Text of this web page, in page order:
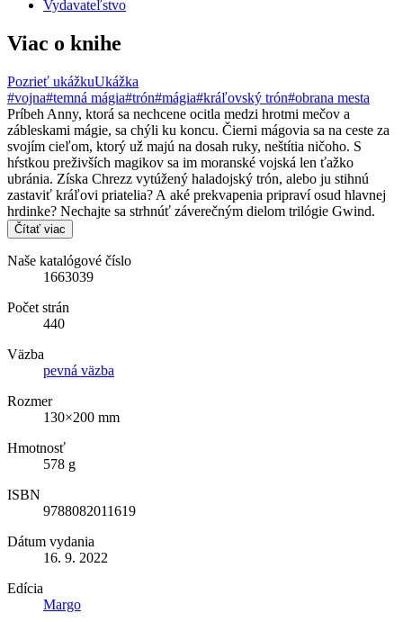
Vydavateľstvo
Viac o knihe
Pozrieť ukážkuUkážka
#vojna#temná mágia#trón#mágia#kráľovský trón#obrana mesta
Príbeh Anny, ktorá sa nechcene ocitla medzi hrotmi mečov a
zábleskami mágie, sa chýli ku koncu. Čierni mágovia sa na ceste za
svojím cieľom, ktorý už majú na dosah ruky, neštítia ničoho. S
hŕstkou preživších magikov sa im moranské vojská len ťažko
ubránia. Získa Chrezz vytúžený haladojský trón, alebo ju stihnú
zastaviť kráľovi priatelia? A aké prekvapenia pripraví osud hlavnej
hrdinke? Nechajte sa strhnúť záverečným dielom trilógie Gwind.
Čítať viac
Naše katalógové číslo
1663039
Počet strán
440
Väzba
pevná väzba
Rozmer
130×200 mm
Hmotnosť
578 g
ISBN
9788082011619
Dátum vydania
16. 9. 2022
Edícia
Margo